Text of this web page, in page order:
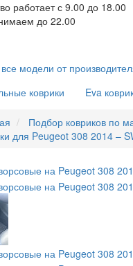
работает с 9.00 до 18.00
до 22.00
модели от
коврики Eva
Подбор ковриков по
для Peugeot 308 2014 –